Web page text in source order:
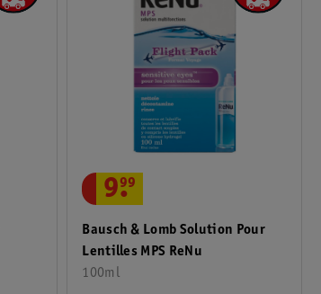
Bausch & Lomb Solution Pour
Lentilles MPS ReNu
100ml
9.
99